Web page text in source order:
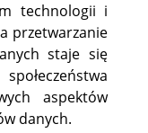
technologii i
przetwarzanie
staje się
aspektów
danych.